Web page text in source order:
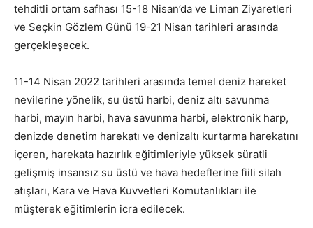
tehditli ortam safhası 15-18 Nisan’da ve Liman Ziyaretleri
ve Seçkin Gözlem Günü 19-21 Nisan tarihleri arasında
gerçekleşecek.
11-14 Nisan 2022 tarihleri arasında temel deniz hareket
nevilerine yönelik, su üstü harbi, deniz altı savunma
harbi, mayın harbi, hava savunma harbi, elektronik harp,
denizde denetim harekatı ve denizaltı kurtarma harekatını
içeren, harekata hazırlık eğitimleriyle yüksek süratli
gelişmiş insansız su üstü ve hava hedeflerine fiili silah
atışları, Kara ve Hava Kuvvetleri Komutanlıkları ile
müşterek eğitimlerin icra edilecek.